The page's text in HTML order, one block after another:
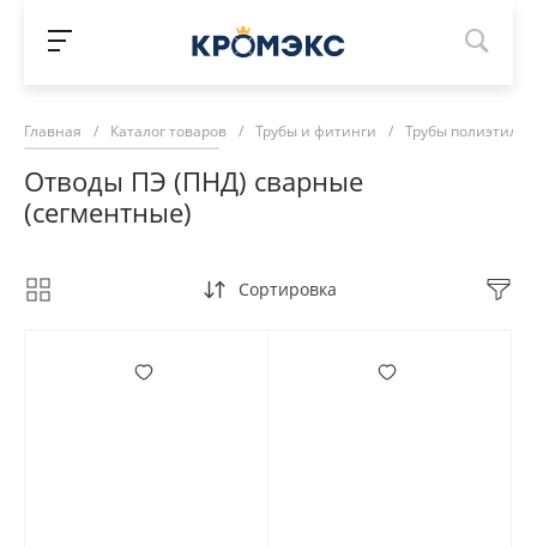
Главная / Каталог товаров / Трубы и фитинги / Трубы
Отводы ПЭ (ПНД) сварные
(сегментные)
Сортировка